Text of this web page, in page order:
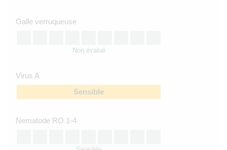
Galle verruqueuse
Non évalué
Virus A
Sensible
Nematode RO 1-4